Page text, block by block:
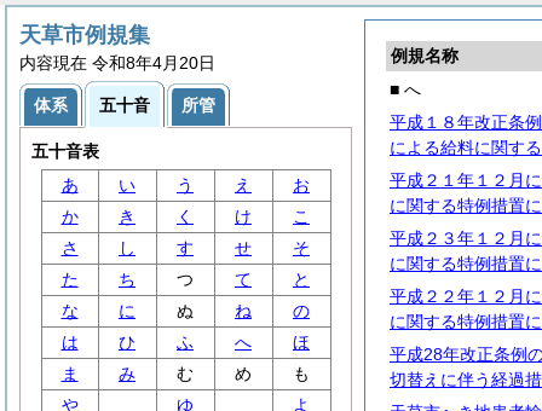
例規名称
■ へ
平成１８年改正条
による給料に関す
平成２１年１２月
に関する特例措置
平成２３年１２月
に関する特例措置
平成２２年１２月
に関する特例措置
平成28年改正条例
切替えに伴う経過
天草市例規集
内容現在 令和8年4月20日
体系 五十音 所管
五十音表
あ
い う え
お
か
き く け
こ
さ
し す せ
そ
た
ち つ て
と
な
に ぬ ね
の
は
ひ ふ へ
ほ
ま
み む め
も
や
ゆ
よ